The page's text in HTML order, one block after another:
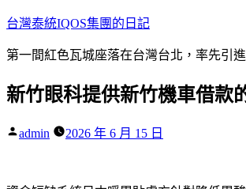
跳
主
內
台灣泰統IQOS集團的日記
第一間紅色瓦城座落在台灣台北，率先引
新竹眼科提供新竹機車借款
作
admin 2026 年 6 月 15 日